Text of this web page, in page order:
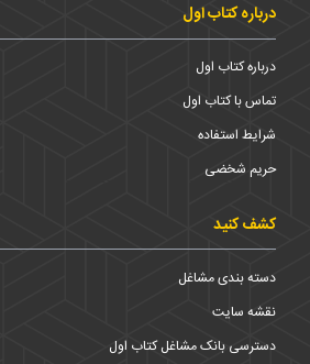
درباره کتاب اول
درباره کتاب اول
تماس با کتاب اول
شرایط استفاده
حریم شخضی
کشف کنید
دسته بندی مشاغل
نقشه سایت
دسترسی بانک مشاغل کتاب اول